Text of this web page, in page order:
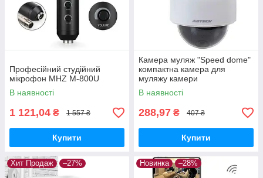
Професійний студійний
мікрофон MHZ M-800U
В наявності
1 121,04 ₴ 1 557 ₴
Купити
Камера муляж "Speed dome"
компактна камера для
муляжу камери
В наявності
288,97 ₴ 407 ₴
Купити
Хит Продаж –27% Новинка –28%